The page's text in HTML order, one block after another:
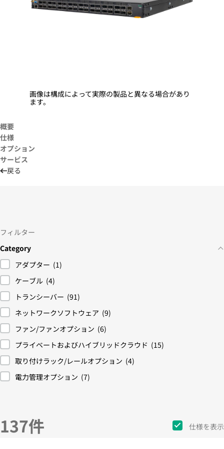
画像は構成によって実際の製品と異なる場合があり
ます。
概要
仕様
オプション
サービス
戻る
フィルター
Category
アダプター (1)
ケーブル (4)
トランシーバー (91)
ネットワークソフトウェア (9)
ファン/ファンオプション (6)
プライベートおよびハイブリッドクラウド (15)
取り付けラック/レールオプション (4)
電力管理オプション (7)
137件 仕様を表示